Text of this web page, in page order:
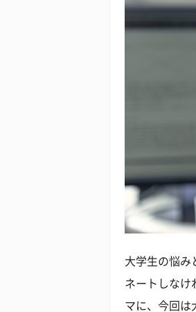
大学生の悩み
ネートしなけ
マに、今回は